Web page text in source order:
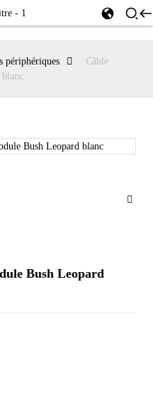
périphériques
Câble
Bush Leopard